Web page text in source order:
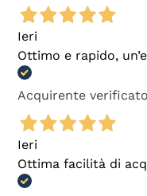
Ieri
Ottimo e rapido,
Acquirente verificato
Ieri
Ottima facilità di